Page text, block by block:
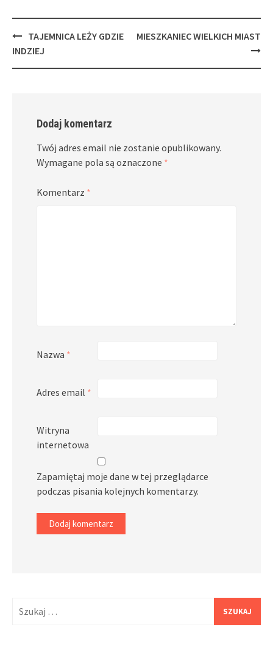
Post
navigation
TAJEMNICA LEŻY GDZIE
INDZIEJ
MIESZKANIEC WIELKICH MIAST
Dodaj komentarz
Twój adres email nie zostanie opublikowany.
Wymagane pola są oznaczone *
Komentarz *
Nazwa *
Adres email *
Witryna
internetowa
Zapamiętaj moje dane w tej przeglądarce
podczas pisania kolejnych komentarzy.